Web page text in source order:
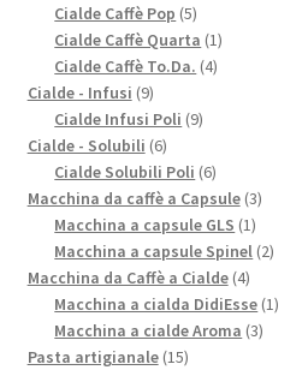
prodotti
Cialde Caffè Pop 55
prodotti
Cialde Caffè Quarta 11
Cialde Caffè To.Da. 44
Cialde - Infusi 99
prodotti
Cialde Infusi Poli 99
Cialde - Solubili 66
prodotti
Cialde Solubili Poli 66
prodotti
Macchina da caffè a Capsule 33
Macchina a capsule GLS 11
prodotto
Macchina a capsule Spinel 22
Macchina da Caffè a Cialde 44
prodotti
Macchina a cialda DidiEsse 11
Macchina a cialde Aroma 33
Pasta artigianale 1515